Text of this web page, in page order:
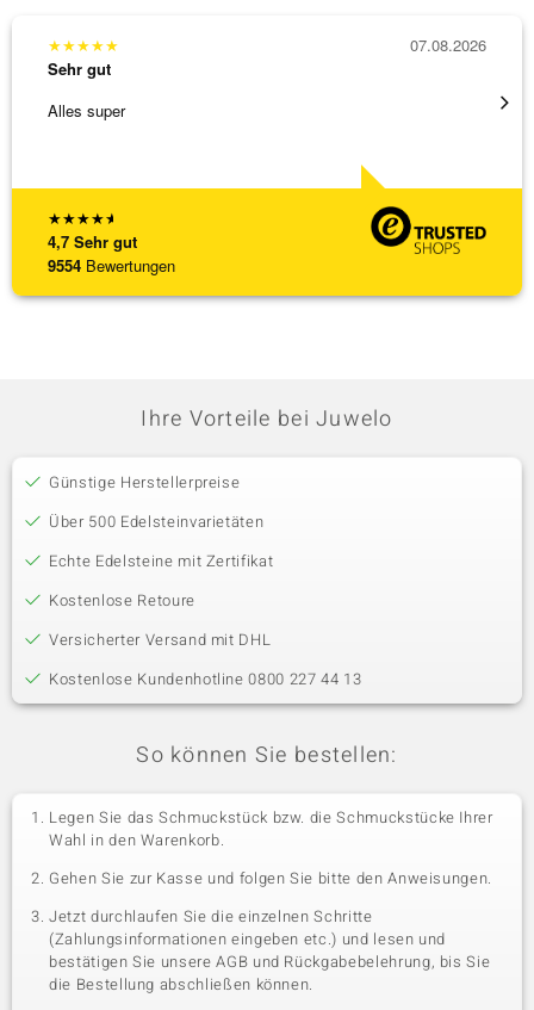
★★★★★
4,7 Sehr gut
9554 Bewertungen
★★★★★
Sehr gut
Alles super
07.08.2026
Ihre Vorteile bei Juwelo
Günstige Herstellerpreise
Über 500 Edelsteinvarietäten
Echte Edelsteine mit Zertifikat
Kostenlose Retoure
Versicherter Versand mit DHL
Kostenlose Kundenhotline 0800 227 44 13
So können Sie bestellen:
Legen Sie das Schmuckstück bzw. die Schmuckstücke Ihrer
Wahl in den Warenkorb.
Gehen Sie zur Kasse und folgen Sie bitte den Anweisungen.
Jetzt durchlaufen Sie die einzelnen Schritte
(Zahlungsinformationen eingeben etc.) und lesen und
bestätigen Sie unsere AGB und Rückgabebelehrung, bis Sie
die Bestellung abschließen können.